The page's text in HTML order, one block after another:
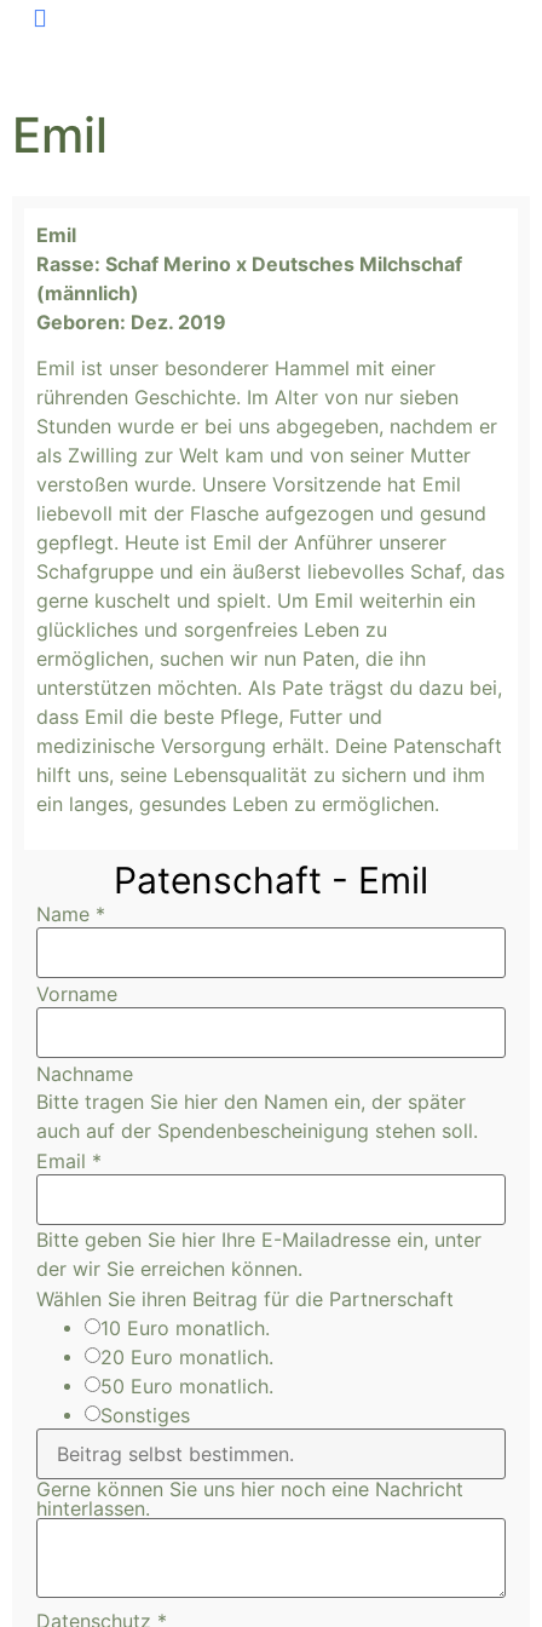
Emil
Emil
Rasse: Schaf Merino x Deutsches Milchschaf
(männlich)
Geboren: Dez. 2019
Emil ist unser besonderer Hammel mit einer
rührenden Geschichte. Im Alter von nur sieben
Stunden wurde er bei uns abgegeben, nachdem er
als Zwilling zur Welt kam und von seiner Mutter
verstoßen wurde. Unsere Vorsitzende hat Emil
liebevoll mit der Flasche aufgezogen und gesund
gepflegt. Heute ist Emil der Anführer unserer
Schafgruppe und ein äußerst liebevolles Schaf, das
gerne kuschelt und spielt. Um Emil weiterhin ein
glückliches und sorgenfreies Leben zu
ermöglichen, suchen wir nun Paten, die ihn
unterstützen möchten. Als Pate trägst du dazu bei,
dass Emil die beste Pflege, Futter und
medizinische Versorgung erhält. Deine Patenschaft
hilft uns, seine Lebensqualität zu sichern und ihm
ein langes, gesundes Leben zu ermöglichen.
Patenschaft - Emil
Name *
Vorname
Nachname
Bitte tragen Sie hier den Namen ein, der später
auch auf der Spendenbescheinigung stehen soll.
Email *
Bitte geben Sie hier Ihre E-Mailadresse ein, unter
der wir Sie erreichen können.
Wählen Sie ihren Beitrag für die Partnerschaft
10 Euro monatlich.
20 Euro monatlich.
50 Euro monatlich.
Sonstiges
Gerne können Sie uns hier noch eine Nachricht
hinterlassen.
Wählen für
Datenschutz *